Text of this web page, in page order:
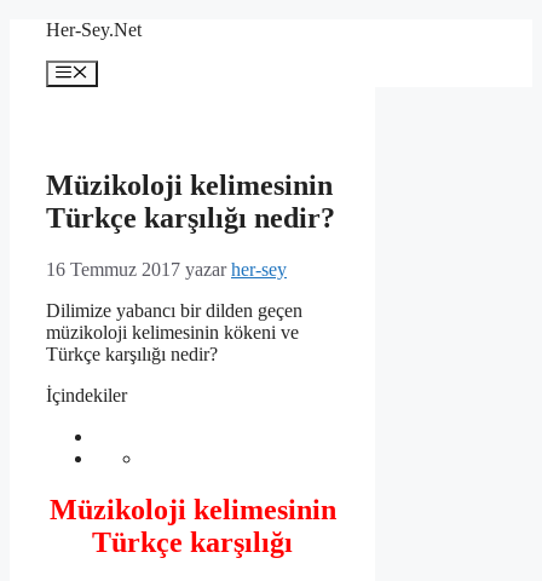
İçeriğeHer-Sey.Net
Menü
Müzikoloji kelimesinin
Türkçe karşılığı nedir?
16 Temmuz 2017 yazarher-sey
Dilimize yabancı bir dilden geçen
müzikoloji kelimesinin kökeni ve
Türkçe karşılığı nedir?
İçindekiler
Müzikoloji kelimesinin
Türkçe karşılığı